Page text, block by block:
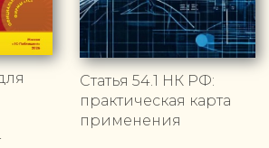
Статья 54.1 НК РФ:
практическая карта
применения